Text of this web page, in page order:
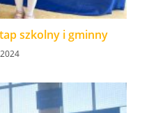
szkolny i gminny